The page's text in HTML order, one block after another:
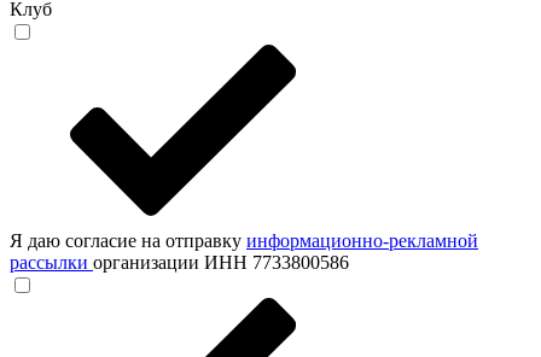
Клуб
Я даю согласие на отправку информационно-рекламной
рассылки организации ИНН 7733800586